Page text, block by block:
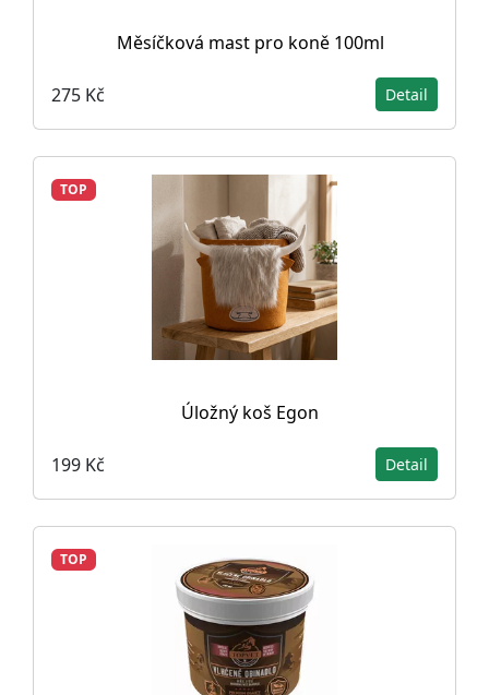
Měsíčková mast pro koně 100ml
275 Kč Detail
TOP
Úložný koš Egon
199 Kč Detail
TOP